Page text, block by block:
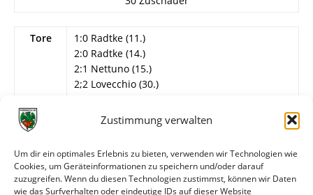
Zustimmung verwalten
Um dir ein optimales Erlebnis zu bieten, verwenden wir Technologien wie
Cookies, um Geräteinformationen zu speichern und/oder darauf
zuzugreifen. Wenn du diesen Technologien zustimmst, können wir Daten
wie das Surfverhalten oder eindeutige IDs auf dieser Website
Tore
1:0 Radtke (11.)
2:0 Radtke (14.)
2:1 Nettuno (15.)
2;2 Lovecchio (30.)
2:4 Lovecchio (40.)
3:4 C. Burkhart (42.)
5:4 Radtke (72.)
6:4 Radtke (76.)
7:4 Mogharebian (82./Eigentor)